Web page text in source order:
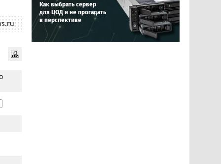
Как выбрать сервер
для ЦОД и не прогадать
в перспективе